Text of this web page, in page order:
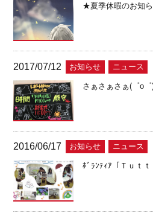
★夏季休暇のお知
2017/07/12 お知らせ ニュース
さぁさぁさぁ(゜o゜)
2016/06/17 お知らせ ニュース
ﾎﾞﾗﾝﾃｨｱ「Ｔｕｔ